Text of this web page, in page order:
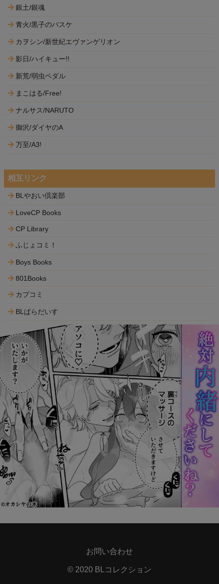
銀土/銀魂
青火/黒子のバスケ
カヲシン/新世紀エヴァンゲリオン
影日/ハイキュー!!
新荒/弱虫ペダル
まこはる/Free!
ナルサス/NARUTO
御沢/ダイヤのA
万至/A3!
相互リンク
BLやおい倶楽部
LoveCP Books
CP Library
ふじょコミ！
Boys Books
801Books
カプコミ
BLぱらだいす
お問い合わせ
© 2020 BLコレクション